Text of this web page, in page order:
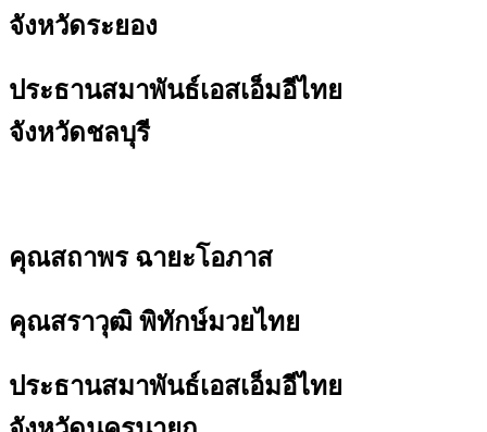
จังหวัดระยอง
ประธานสมาพันธ์เอสเอ็มอีไทย
จังหวัดชลบุรี
คุณสถาพร ฉายะโอภาส
คุณสราวุฒิ พิทักษ์มวยไทย
ประธานสมาพันธ์เอสเอ็มอีไทย